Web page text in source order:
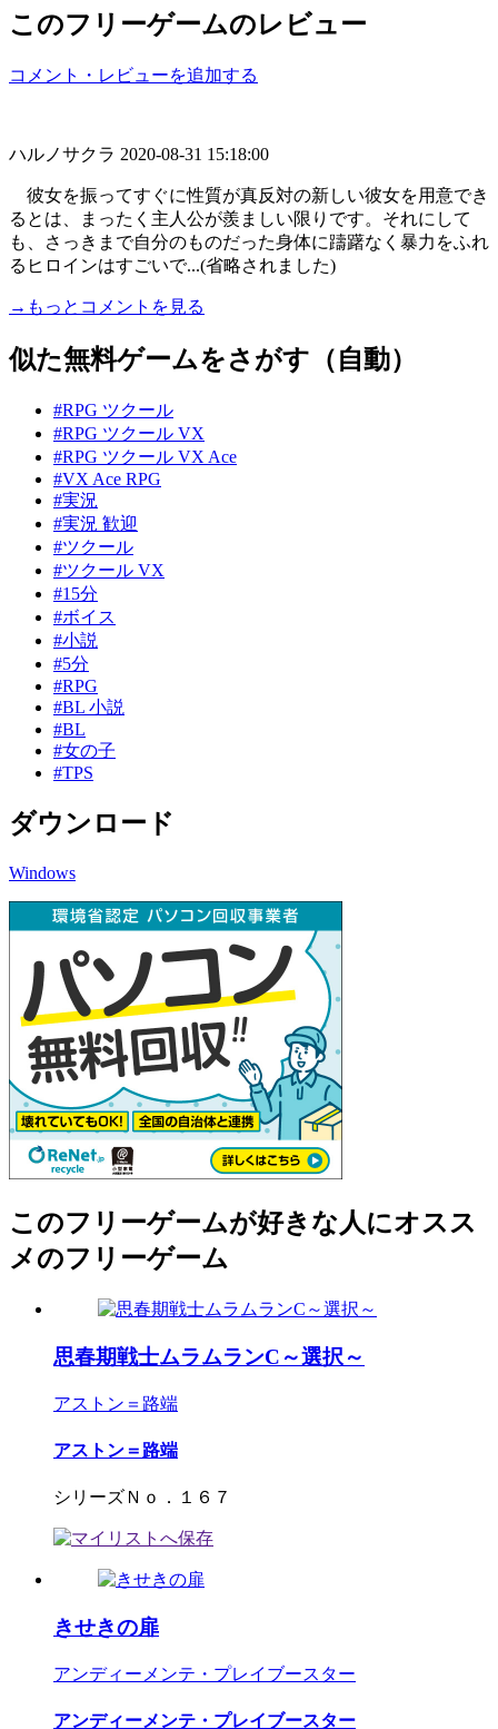
このフリーゲームのレビュー
コメント・レビューを追加する
ハルノサクラ 2020-08-31 15:18:00
彼女を振ってすぐに性質が真反対の新しい彼女を用意でき
るとは、まったく主人公が羨ましい限りです。それにして
も、さっきまで自分のものだった身体に躊躇なく暴力をふれ
るヒロインはすごいで...(省略されました)
→もっとコメントを見る
似た無料ゲームをさがす（自動）
#RPG ツクール
#RPG ツクール VX
#RPG ツクール VX Ace
#VX Ace RPG
#実況
#実況 歓迎
#ツクール
#ツクール VX
#15分
#ボイス
#小説
#5分
#RPG
#BL 小説
#BL
#女の子
#TPS
ダウンロード
Windows
このフリーゲームが好きな人にオスス
メのフリーゲーム
思春期戦士ムラムランC～選択～
アストン＝路端
アストン＝路端
シリーズＮｏ．１６７
きせきの扉
アンディーメンテ・プレイブースター
アンディーメンテ・プレイブースター